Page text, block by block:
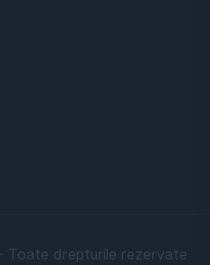
Toate drepturile rezervate